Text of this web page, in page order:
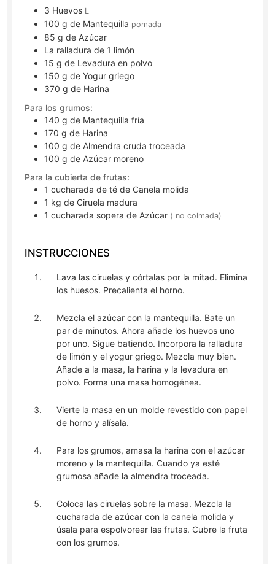
3 Huevos L
100 g de Mantequilla pomada
85 g de Azúcar
La ralladura de 1 limón
15 g de Levadura en polvo
150 g de Yogur griego
370 g de Harina
Para los grumos:
140 g de Mantequilla fría
170 g de Harina
100 g de Almendra cruda troceada
100 g de Azúcar moreno
Para la cubierta de frutas:
1 cucharada de té de Canela molida
1 kg de Ciruela madura
1 cucharada sopera de Azúcar ( no colmada)
INSTRUCCIONES
Lava las ciruelas y córtalas por la mitad. Elimina
los huesos. Precalienta el horno.
Mezcla el azúcar con la mantequilla. Bate un
par de minutos. Ahora añade los huevos uno
por uno. Sigue batiendo. Incorpora la ralladura
de limón y el yogur griego. Mezcla muy bien.
Añade a la masa, la harina y la levadura en
polvo. Forma una masa homogénea.
Vierte la masa en un molde revestido con papel
de horno y alísala.
Para los grumos, amasa la harina con el azúcar
moreno y la mantequilla. Cuando ya esté
grumosa añade la almendra troceada.
Coloca las ciruelas sobre la masa. Mezcla la
cucharada de azúcar con la canela molida y
úsala para espolvorear las frutas. Cubre la fruta
con los grumos.